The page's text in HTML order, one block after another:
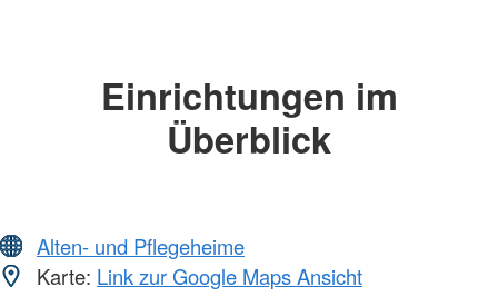
Einrichtungen im
Überblick
Alten- und Pflegeheime
Karte: Link zur Google Maps Ansicht